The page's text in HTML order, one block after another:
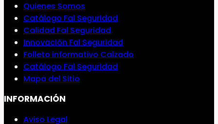
Quienes Somos
Catálogo Fal Seguridad
Calidad Fal Seguridad
Innovación Fal Seguridad
Folleto informativo Calzado
Catálogo Fal Seguridad
Mapa del Sitio
INFORMACIÓN
Aviso Legal